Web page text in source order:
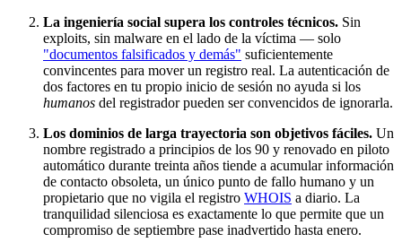
La ingeniería social supera los controles técnicos. Sin
exploits, sin malware en el lado de la víctima — solo
"documentos falsificados y demás" suficientemente
convincentes para mover un registro real. La autenticación de
dos factores en tu propio inicio de sesión no ayuda si los
humanos del registrador pueden ser convencidos de ignorarla.
Los dominios de larga trayectoria son objetivos fáciles. Un
nombre registrado a principios de los 90 y renovado en piloto
automático durante treinta años tiende a acumular información
de contacto obsoleta, un único punto de fallo humano y un
propietario que no vigila el registro WHOIS a diario. La
tranquilidad silenciosa es exactamente lo que permite que un
compromiso de septiembre pase inadvertido hasta enero.